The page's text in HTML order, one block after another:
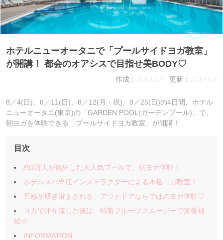
ホテルニューオータニで「プールサイドヨガ教室」
が開講！ 都会のオアシスで目指せ美BODY♡
作成：2019.8.9 更新：2019.8.9
8／4(日)、8／11(日)、8／12(月・祝)、8／25(日)の4日間、ホテル
ニューオータニ(東京)の「GARDEN POOL(ガーデンプール)」で、
朝ヨガを体験できる「プールサイドヨガ教室」が開講！
目次
約3万人が熱狂した大人気プールで、朝ヨガ体験！
ホテルスパ専任インストラクターによる本格ヨガ教室！
五感が研ぎ澄まされる、アウトドアならではのヨガ体験♡
ヨガで汗を流した後は、特製フルーツスムージーで栄養補
給☆
INFORMATION